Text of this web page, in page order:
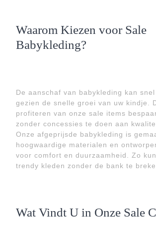
Waarom Kiezen voor Sale
Babykleding?
De aanschaf van babykleding kan snel
gezien de snelle groei van uw kindje.
profiteren van onze sale items
zonder concessies te doen aan
Onze afgeprijsde babykleding is
hoogwaardige materialen en
voor comfort en duurzaamheid. Zo
trendy kleden zonder de bank te
Wat Vindt U in Onze Sale